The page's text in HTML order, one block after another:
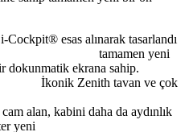
esas alınarak tasarlandı
tamamen yeni
bir dokunmatik ekrana sahip.
tavan ve çok
alan, kabini daha da aydınlık
yeni